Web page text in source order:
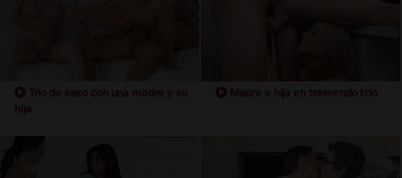
Trio de sexo con una madre y su
hija
Madre e hija en tremendo trio